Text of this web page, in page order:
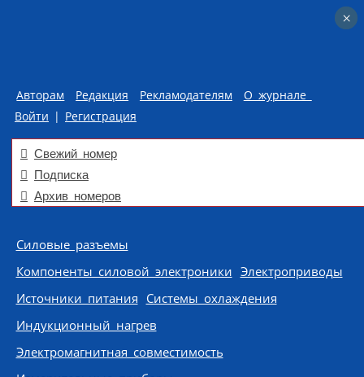
Авторам Редакция Рекламодателям
О журнале
Войти | Регистрация
Свежий номер
Подписка
Архив номеров
Skip to content
Силовые разъемы
Компоненты силовой электроники Электроприводы
Источники питания Системы охлаждения
Индукционный нагрев
Электромагнитная совместимость
×
×